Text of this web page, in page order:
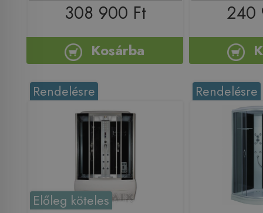
308 900 Ft
Kosárba
240
Rendelésre
Előleg köteles
Rendelésre